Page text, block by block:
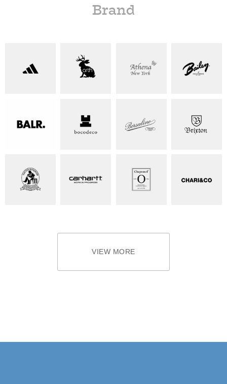
Brand
VIEW MORE